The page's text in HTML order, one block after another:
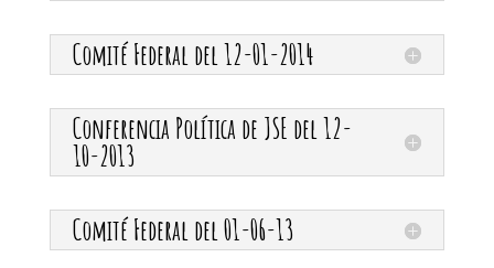
Comité Federal del 12-01-2014
Conferencia Política de JSE del 12-
10-2013
Comité Federal del 01-06-13